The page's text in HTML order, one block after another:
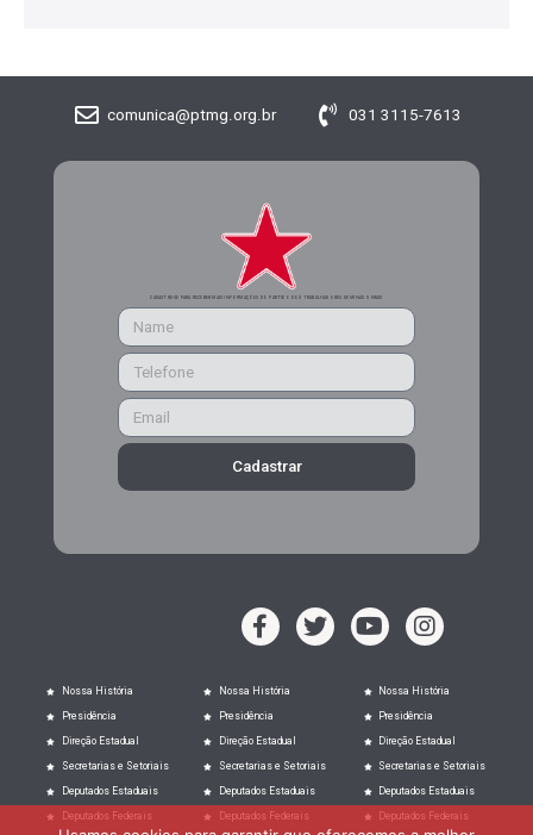
comunica@ptmg.org.br 031 3115-7613
CADASTRE-SE PARA RECEBER MAIS INFORMAÇÕES DO PARTIDO DOS TRABALHADORES DE MINAS GERAIS
Cadastrar
Nossa História
Presidência
Direção Estadual
Secretarias e Setoriais
Deputados Estaduais
Deputados Federais
Nossa História
Presidência
Direção Estadual
Secretarias e Setoriais
Deputados Estaduais
Deputados Federais
Nossa História
Presidência
Direção Estadual
Secretarias e Setoriais
Deputados Estaduais
Deputados Federais